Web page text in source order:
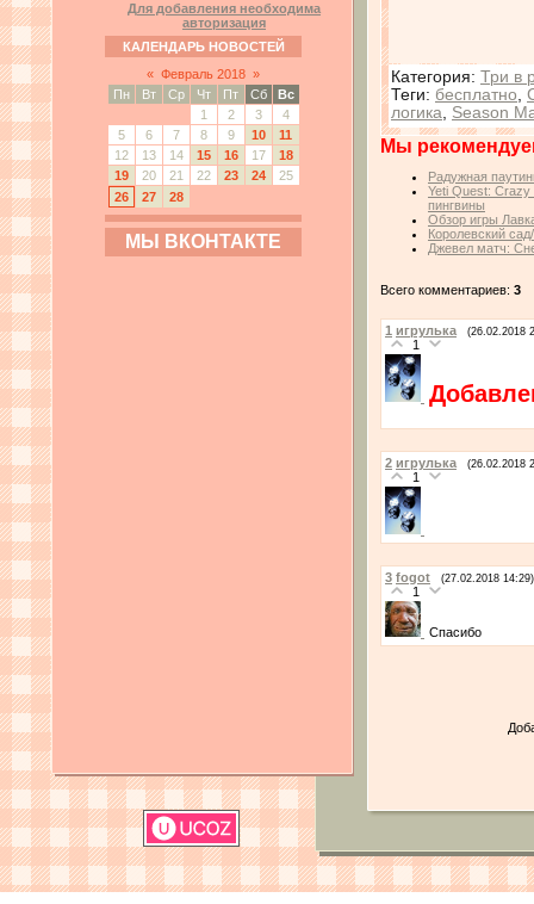
Для добавления необходима
авторизация
КАЛЕНДАРЬ НОВОСТЕЙ
« Февраль 2018 »
Пн
Вт Ср Чт Пт Сб
Вс
1
2 3
4
5
6 7 8 9 10
11
12
13 14 15 16 17
18
19
20 21 22 23 24
25
26
27 28
МЫ ВКОНТАКТЕ
Категория: Три в
Теги: бесплатно
логика
Season
Мы
Радужная
Yeti Quest:
пингвины
Обзор игры
Королевский
Джевел матч:
Всего комментариев: 3
1 игрулька (26.02.2018
1
2 игрулька (26.02.2018
1
3 fogot (27.02.2018 14:29)
1
Спасибо